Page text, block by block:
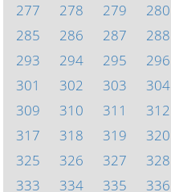
277
278 279 280
285
286 287 288
293
294 295 296
301
302 303 304
309
310 311 312
317
318 319 320
325
326 327 328
333
334 335 336